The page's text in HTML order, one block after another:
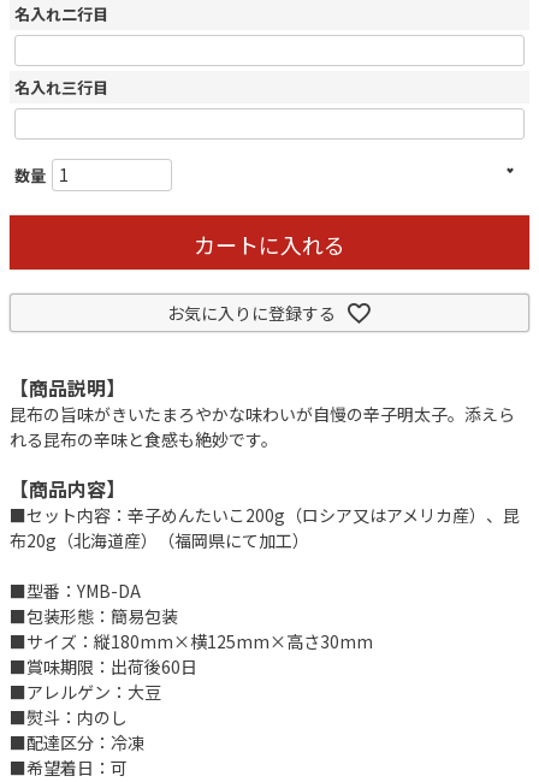
名入れ二行目
名入れ三行目
カートに入れる
お気に入りに登録する
【商品説明】
昆布の旨味がきいたまろやかな味わいが自慢の辛子明太子。添えら
れる昆布の辛味と食感も絶妙です。
【商品内容】
■セット内容：辛子めんたいこ200g（ロシア又はアメリカ産）、昆
布20g（北海道産）（福岡県にて加工）
■型番：YMB-DA
■包装形態：簡易包装
■サイズ：縦180mm×横125mm×高さ30mm
■賞味期限：出荷後60日
■アレルゲン：大豆
■熨斗：内のし
■配達区分：冷凍
■希望着日：可